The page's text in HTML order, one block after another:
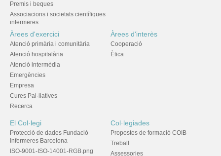
Premis i beques
Associacions i societats científiques
infermeres
Àrees d'exercici
Atenció primària i comunitària
Atenció hospitalària
Atenció intermèdia
Emergències
Empresa
Cures Pal·liatives
Recerca
Àrees d'interès
Cooperació
Ètica
El Col·legi
Protecció de dades Fundació
Infermeres Barcelona
ISO-9001-ISO-14001-RGB.png
Col·legiades
Propostes de formació COIB
Treball
Assessories